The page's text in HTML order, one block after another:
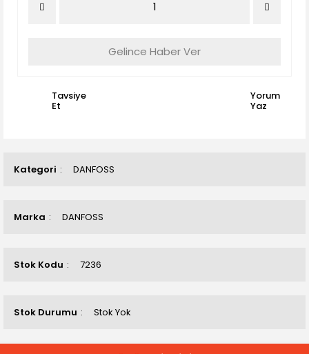
Kategori DANFOSS
Marka DANFOSS
Stok Kodu 7236
Stok Durumu Stok Yok
Gelince Haber Ver
Tavsiye
Et
Yorum
Yaz